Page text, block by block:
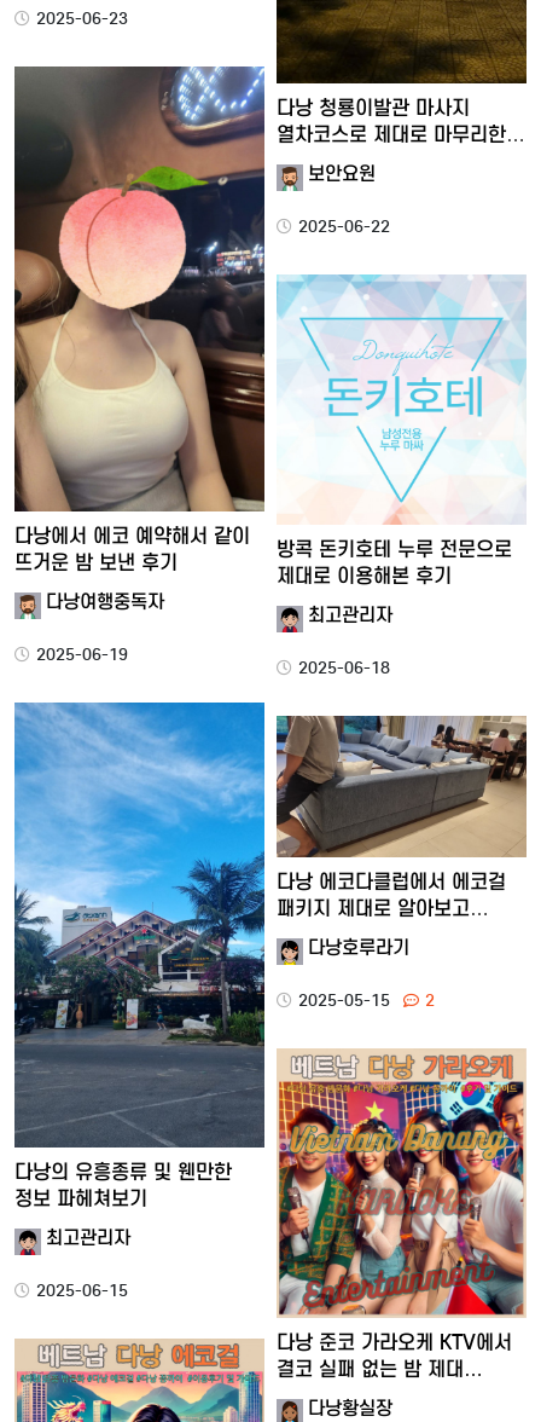
2025-06-23
다낭 청룡이발관 마사지
열차코스로 제대로 마무리한
후기보안요원
2025-06-22
다낭에서 에코 예약해서 같이
뜨거운 밤 보낸 후기
다낭여행중독자
2025-06-19
방콕 돈키호테 누루 전문으로
제대로 이용해본 후기
최고관리자
2025-06-18
다낭의 유흥종류 및 웬만한
정보 파헤쳐보기
최고관리자
2025-06-15
다낭 에코다클럽에서 에코걸
패키지 제대로 알아보고
즐기…다낭호루라기
2025-05-15 2
다낭 준코 가라오케 KTV에서
결코 실패 없는 밤 제대…
다낭황실장